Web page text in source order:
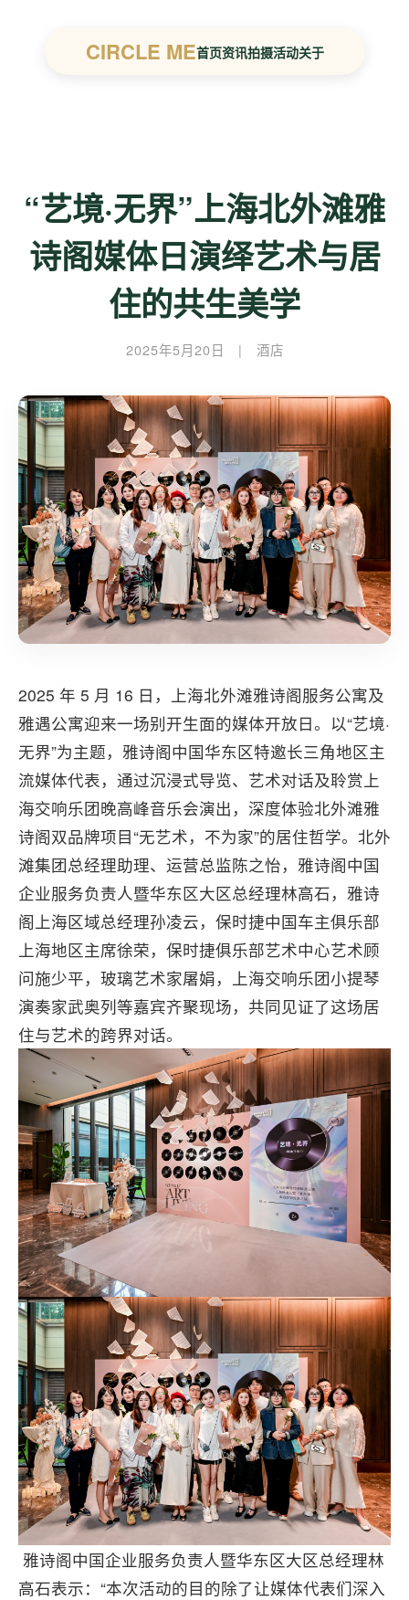
CIRCLE ME首页资讯拍摄活动关于
“艺境·无界”上海北外滩雅
诗阁媒体日演绎艺术与居
住的共生美学
2025年5月20日 | 酒店
2025 年 5 月 16 日，上海北外滩雅诗阁服务公寓及
雅遇公寓迎来一场别开生面的媒体开放日。以“艺境·
无界”为主题，雅诗阁中国华东区特邀长三角地区主
流媒体代表，通过沉浸式导览、艺术对话及聆赏上
海交响乐团晚高峰音乐会演出，深度体验北外滩雅
诗阁双品牌项目“无艺术，不为家”的居住哲学。北外
滩集团总经理助理、运营总监陈之怡，雅诗阁中国
企业服务负责人暨华东区大区总经理林高石，雅诗
阁上海区域总经理孙凌云，保时捷中国车主俱乐部
上海地区主席徐荣，保时捷俱乐部艺术中心艺术顾
问施少平，玻璃艺术家屠娟，上海交响乐团小提琴
演奏家武奥列等嘉宾齐聚现场，共同见证了这场居
住与艺术的跨界对话。
雅诗阁中国企业服务负责人暨华东区大区总经理林
高石表示：“本次活动的目的除了让媒体代表们深入